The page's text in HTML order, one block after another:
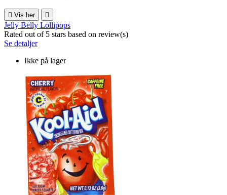
 Vis her 
Jelly Belly Lollipops
Rated out of 5 stars based on review(s)
Se detaljer
Ikke på lager